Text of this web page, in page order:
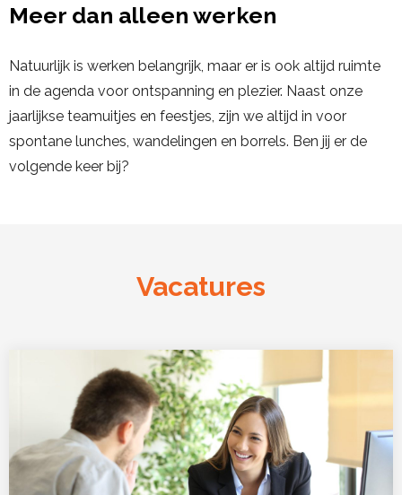
Meer dan alleen werken
Natuurlijk is werken belangrijk, maar er is ook altijd ruimte
in de agenda voor ontspanning en plezier. Naast onze
jaarlijkse teamuitjes en feestjes, zijn we altijd in voor
spontane lunches, wandelingen en borrels. Ben jij er de
volgende keer bij?
Vacatures